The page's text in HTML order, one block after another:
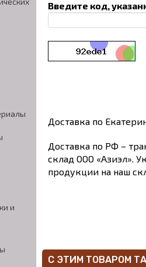
и
Введите код,
Доставка по
Доставка по РФ –
склад ООО «Азиэл».
продукции на наш
С ЭТИМ ТОВАРОМ